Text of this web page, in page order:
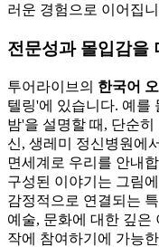
러운 경험으로 이어집
전문성과 몰입감을
투어라이브의 한국어
텔링'에 있습니다. 예를
밤'을 설명할 때, 단순
신, 생레미 정신병원에
면세계로 우리를 안내
구성된 이야기는 그림
감정적으로 연결되는
예술, 문화에 대한 깊은
작에 참여하기에 가능